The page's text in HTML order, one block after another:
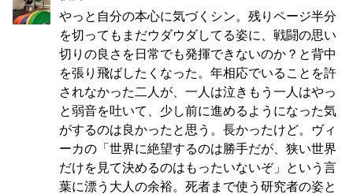
やっと自分の本心に気づくシン。残りページ半分
を切ってもまだウダウダしてる姿に、戦闘の思い
切りの良さを日常でも発揮できないのか？と背中
を張り飛ばしたくなった。年相応でいることを許
されなかった二人が、一人は泣きもう一人はやっ
と弱音を吐いて、少し前に進めるようになった気
がするのは良かったと思う。長かったけど。ヴィ
ーカの「世界に絶望するのは勝手だが、狭い世界
だけを見て決めるのはもったいないぞ」という言
葉に漂う大人の余裕。死者まで使う研究者の姿と